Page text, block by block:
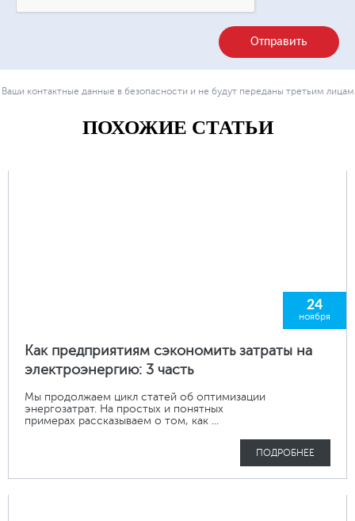
Отправить
Ваши контактные данные в безопасности и не будут переданы третьим лицам
ПОХОЖИЕ СТАТЬИ
24
ноября
Как предприятиям сэкономить затраты на
электроэнергию: 3 часть
Мы продолжаем цикл статей об оптимизации
энергозатрат. На простых и понятных
примерах рассказываем о том, как ...
ПОДРОБНЕЕ